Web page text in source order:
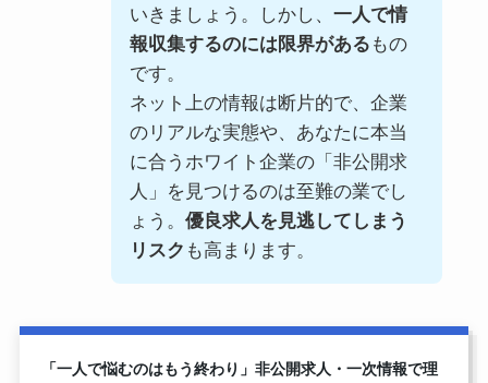
いきましょう。しかし、 一人で情
報収集するのには限界がある もの
です。
ネット上の情報は断片的で、企業
のリアルな実態や、あなたに本当
に合うホワイト企業の「非公開求
人」を見つけるのは至難の業でし
ょう。 優良求人を見逃してしまう
リスク も高まります。
「一人で悩むのはもう終わり」非公開求人・一次情報で理